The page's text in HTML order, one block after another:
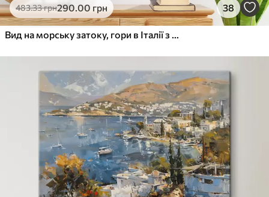
483.33грн290.00 грн 38
Вид на морську затоку, гори в Італії з готелю імітація олійного живопису